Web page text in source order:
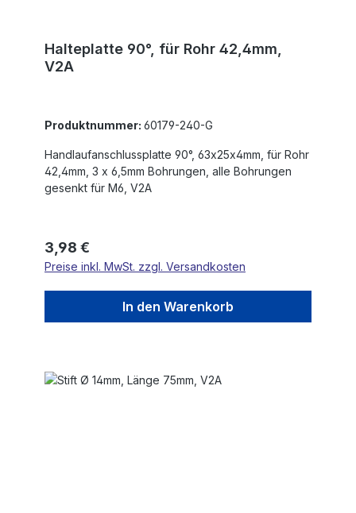
Halteplatte 90°, für Rohr 42,4mm,
V2A
Produktnummer: 60179-240-G
Handlaufanschlussplatte 90°, 63x25x4mm, für Rohr
42,4mm, 3 x 6,5mm Bohrungen, alle Bohrungen
gesenkt für M6, V2A
Regulärer Preis:
3,98 €
Preise inkl. MwSt. zzgl. Versandkosten
In den Warenkorb